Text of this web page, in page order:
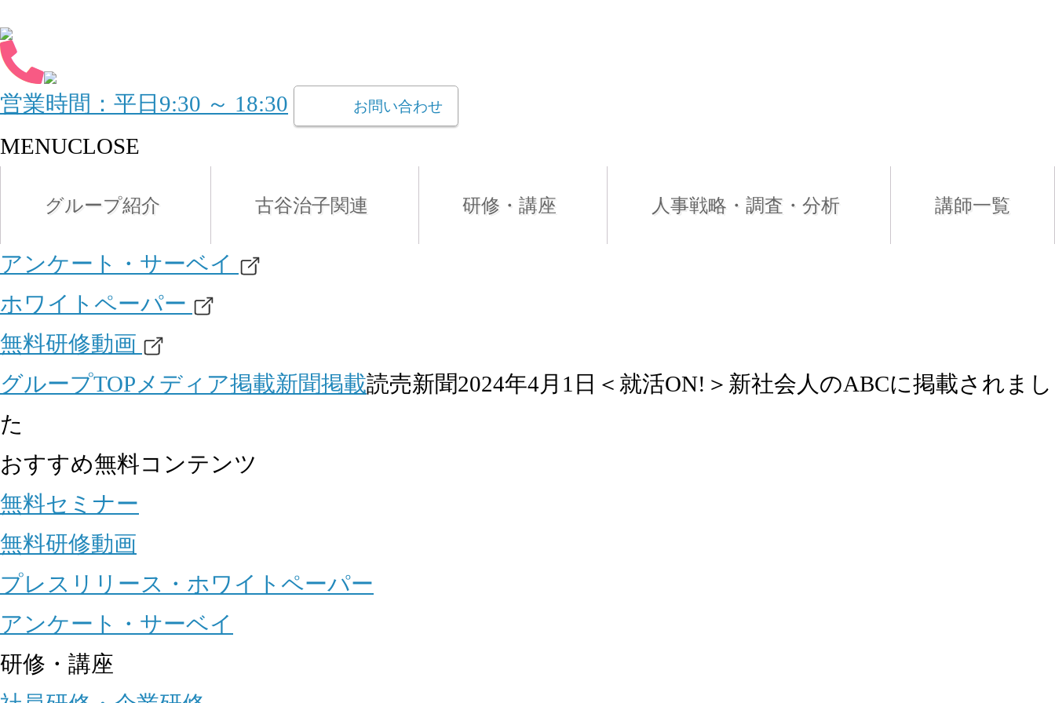
営業時間：平日9:30 ～ 18:30 お問い合わせ
MENUCLOSE
グループ紹介 古谷治子関連 研修・講座 人事戦略・調査・分析 講師一覧
アンケート・サーベイ
ホワイトペーパー
無料研修動画
グループTOP メディア掲載新聞掲載読売新聞2024年4月1日＜就活ON!＞新社会人のABCに掲載されまし
た
おすすめ無料コンテンツ
無料セミナー
無料研修動画
プレスリリース・ホワイトペーパー
アンケート・サーベイ
研修・講座